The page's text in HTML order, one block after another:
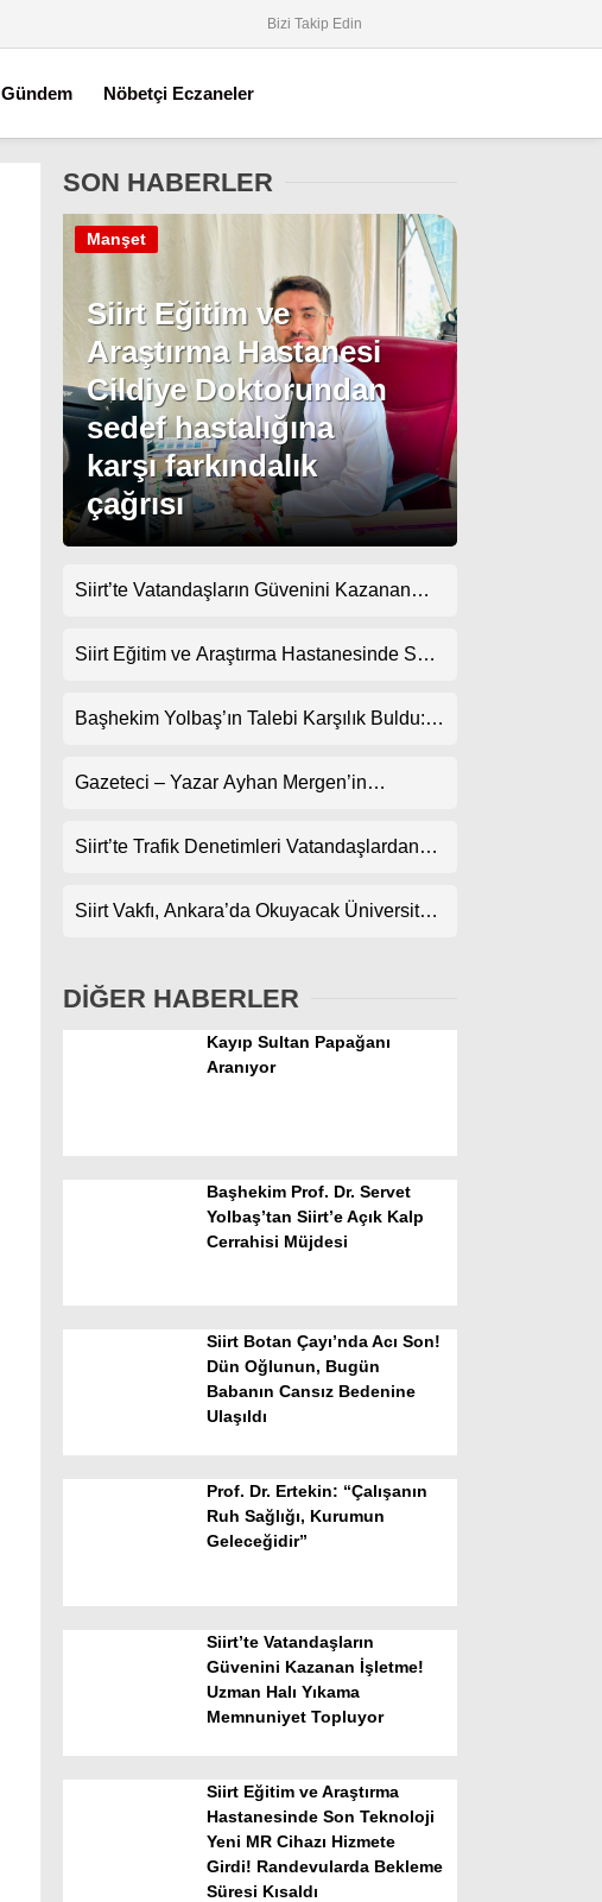
Gündem
Dünya
Spor
Facebook
Bizi Takip Edin
Gündem Nöbetçi Eczaneler
SON HABERLER
Siirt Eğitim ve
Araştırma Hastanesi
Cildiye Doktorundan
sedef hastalığına
karşı farkındalık
çağrısı
Manşet
Siirt’te Vatandaşların Güvenini Kazanan
Topluyor
Siirt Eğitim ve Araştırma Hastanesinde Son
Randevularda Bekleme Süresi Kısaldı
Başhekim Yolbaş’ın Talebi Karşılık Buldu:
Gazeteci – Yazar Ayhan Mergen’in
Kuralları”
Siirt’te Trafik Denetimleri Vatandaşlardan
Siirt Vakfı, Ankara’da Okuyacak Üniversite
DİĞER HABERLER
Kayıp Sultan Papağanı
Aranıyor
Başhekim Prof. Dr. Servet
Yolbaş’tan Siirt’e Açık Kalp
Cerrahisi Müjdesi
Siirt Botan Çayı’nda Acı Son!
Dün Oğlunun, Bugün
Babanın Cansız Bedenine
Ulaşıldı
Prof. Dr. Ertekin: “Çalışanın
Ruh Sağlığı, Kurumun
Geleceğidir”
Siirt’te Vatandaşların
Güvenini Kazanan İşletme!
Uzman Halı Yıkama
Memnuniyet Topluyor
Siirt Eğitim ve Araştırma
Hastanesinde Son Teknoloji
Yeni MR Cihazı Hizmete
Girdi! Randevularda Bekleme
Süresi Kısaldı